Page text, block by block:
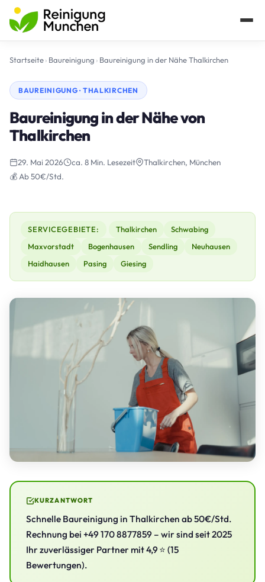
Startseite› Baureinigung › Baureinigung in der Nähe Thalkirchen
BAUREINIGUNG · THALKIRCHEN
Baureinigung in der Nähe von
Thalkirchen
29. Mai 2026 ca. 8 Min. Lesezeit
Thalkirchen, München
💰 Ab 50€/Std.
SERVICEGEBIETE: Thalkirchen
Schwabing
Maxvorstadt
Bogenhausen Sendling
Neuhausen
Haidhausen
Pasing Giesing
KURZANTWORT
Schnelle Baureinigung in Thalkirchen ab 50€/Std.
Rechnung bei +49 170 8877859 – wir sind seit 2025
Ihr zuverlässiger Partner mit 4,9 ⭐ (15
Bewertungen).